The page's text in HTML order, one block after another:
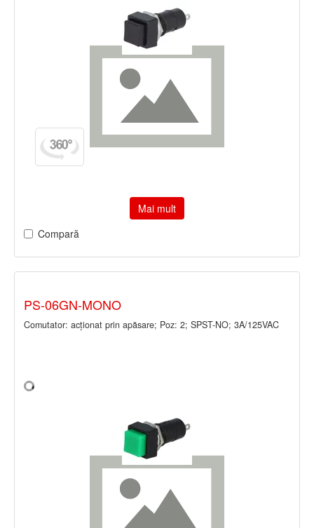
Mai mult
Compară
PS-06GN-MONO
Comutator: acţionat prin apăsare; Poz: 2; SPST-NO; 3A/125VAC